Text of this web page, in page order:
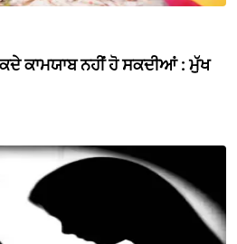
ਕਾਮਯਾਬ ਨਹੀਂ ਹੋ ਸਕਦੀਆਂ : ਮੁੱਖ